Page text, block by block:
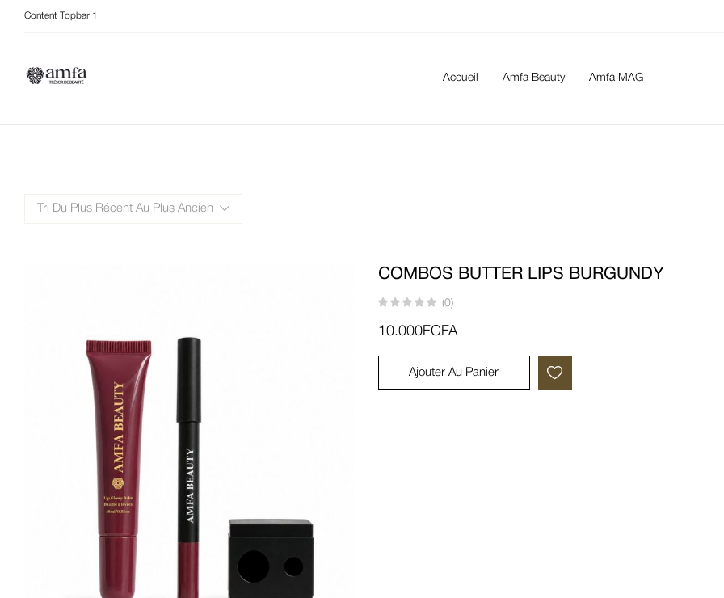
Content Topbar 1
Accueil Amfa Beauty Amfa MAG
Tri Du Plus Récent Au Plus Ancien
COMBOS BUTTER LIPS BURGUNDY
(0)
10.000FCFA
Ajouter Au Panier